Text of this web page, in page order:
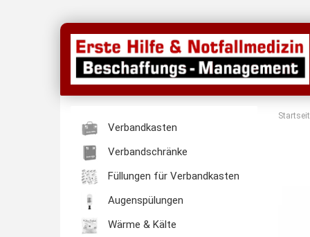
Verbandkasten
Verbandschränke
Füllungen für Verbandkasten
Augenspülungen
Wärme & Kälte